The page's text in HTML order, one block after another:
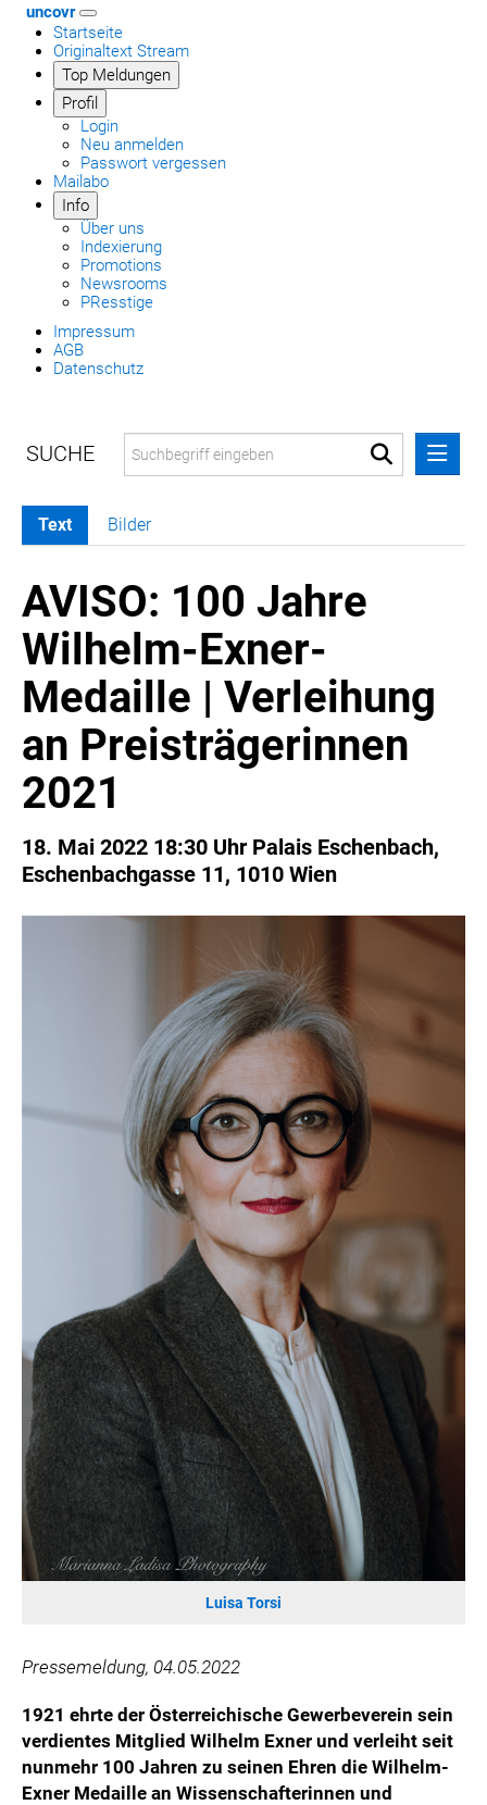
uncovr
Startseite
Originaltext Stream
Top Meldungen
Profil
Login
Neu anmelden
Passwort vergessen
Mailabo
Info
Über uns
Indexierung
Promotions
Newsrooms
PResstige
Impressum
AGB
Datenschutz
MELDUNGEN
COCA-COLA
COCA-COLA HBC ÖSTERREICH
RÖMERQUELLE
ÖSTERREICHISCHE SPORTHILFE
BARFLY'S CLUB
SPORTS MEDIA AUSTRIA
RECYCLEMICH-INITIATIVE
ALFIES
WILHELM-EXNER-MEDAILLEN STIFTUNG
ADMIRAL SPORTWETTEN
EWP RECYCLING PFAND ÖSTERREICH
ANNEMARIE CHARITY
IMPERIAL MARKETS
TRÄGERVEREIN EINWEGPFAND
SPECIAL OLYMPICS ÖSTERREICH
PRESSEKONTAKT
Text Bilder
AVISO: 100 Jahre
Wilhelm-Exner-
Medaille | Verleihung
an Preisträgerinnen
2021
18. Mai 2022 18:30 Uhr Palais Eschenbach,
Eschenbachgasse 11, 1010 Wien
Luisa Torsi
Pressemeldung, 04.05.2022
1921 ehrte der Österreichische Gewerbeverein sein
verdientes Mitglied Wilhelm Exner und verleiht seit
nunmehr 100 Jahren zu seinen Ehren die Wilhelm-
Exner Medaille an Wissenschafterinnen und